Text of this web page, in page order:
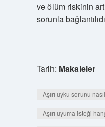
ve ölüm riskinin
sorunla
Tarih: Makaleler
Aşırı uyku sorunu
Aşırı uyuma isteği